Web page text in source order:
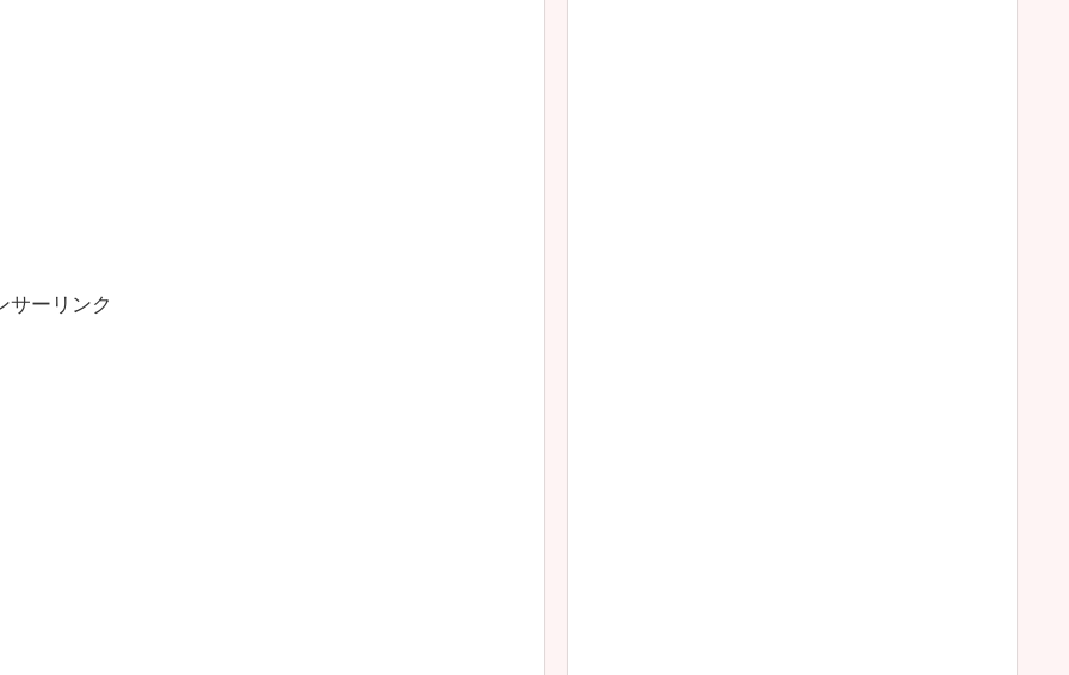
サーリンク